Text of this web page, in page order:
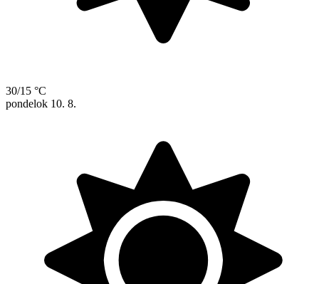
30/15 °C
pondelok 10. 8.